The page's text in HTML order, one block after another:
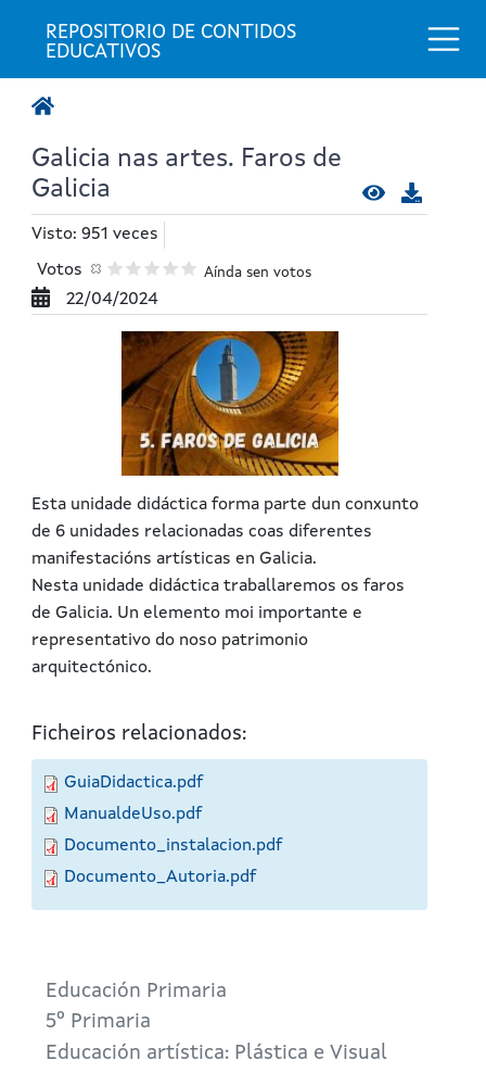
REPOSITORIO DE CONTIDOS
EDUCATIVOS
Galicia nas artes. Faros de
Galicia
Visto: 951 veces
Votos Aínda sen votos
22/04/2024
Esta unidade didáctica forma parte dun conxunto
de 6 unidades relacionadas coas diferentes
manifestacións artísticas en Galicia.
Nesta unidade didáctica traballaremos os faros
de Galicia. Un elemento moi importante e
representativo do noso patrimonio
arquitectónico.
Ficheiros relacionados:
GuiaDidactica.pdf
ManualdeUso.pdf
Documento_instalacion.pdf
Documento_Autoria.pdf
Educación Primaria
5º Primaria
Educación artística: Plástica e Visual